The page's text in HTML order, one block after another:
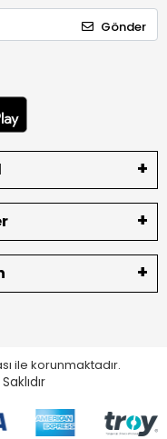
Gönder
ile korunmaktadır.